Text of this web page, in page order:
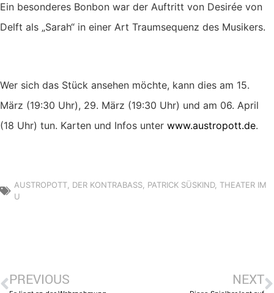
Ein besonderes Bonbon war der Auftritt von Desirée von
Delft als „Sarah“ in einer Art Traumsequenz des Musikers.
Wer sich das Stück ansehen möchte, kann dies am 15.
März (19:30 Uhr), 29. März (19:30 Uhr) und am 06. April
(18 Uhr) tun. Karten und Infos unter www.austropott.de.
AUSTROPOTT, DER KONTRABASS, PATRICK SÜSKIND, THEATER IM
U
PREVIOUS NEXT